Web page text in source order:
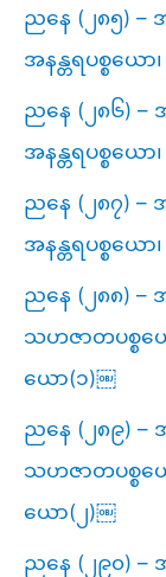
ညနေ (၂၈၅) –
အနန္တရပစ္စယော
ညနေ (၂၈၆) –
အနန္တရပစ္စယော
ညနေ (၂၈၇) – အ
အနန္တရပစ္စယော
ညနေ (၂၈၈) –
သဟဇာတပစ္စယ
ယော(၁)￼
ညနေ (၂၈၉) –
သဟဇာတပစ္စယ
ယော(၂)￼
ညနေ (၂၉၀) –